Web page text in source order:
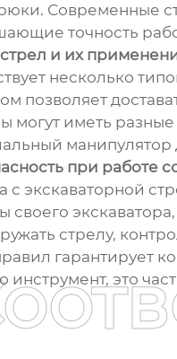
Современные
точность
и их
несколько
позволяет
могут иметь
при работе
с экскаваторной
своего
стрелу,
гарантирует
инструмент, это